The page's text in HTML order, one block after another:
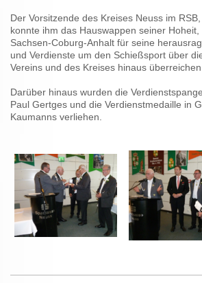
Der Vorsitzende des Kreises Neuss im
konnte ihm das Hauswappen seiner
Sachsen-Coburg-Anhalt für seine
und Verdienste um den Schießsport über
Vereins und des Kreises hinaus
Darüber hinaus wurden die
Paul Gertges und die Verdienstmedaille in
Kaumanns verliehen.